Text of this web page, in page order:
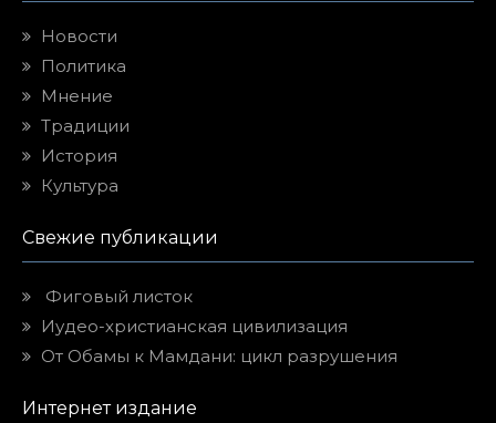
Новости
Политика
Мнение
Традиции
История
Культура
Свежие публикации
Фиговый листок
Иудео-христианская цивилизация
От Обамы к Мамдани: цикл разрушения
Интернет издание